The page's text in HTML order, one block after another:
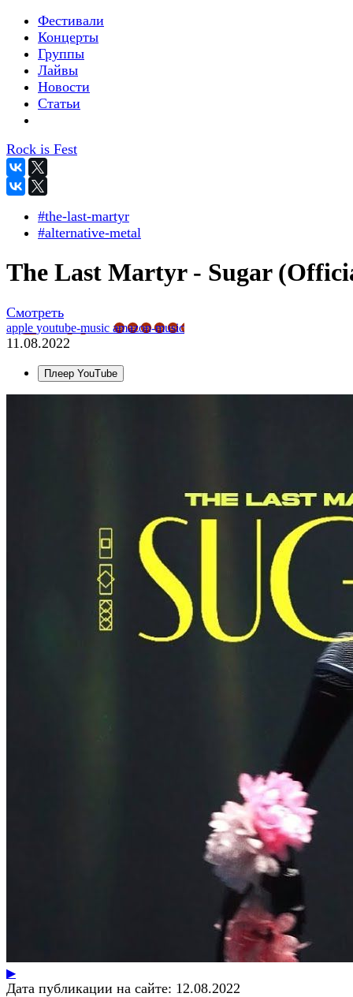
Фестивали
Концерты
Группы
Лайвы
Новости
Статьи
Rock is Fest
#the-last-martyr
#alternative-metal
The Last Martyr - Sugar
Смотреть
apple youtube-music amazon-music
11.08.2022
Плеер YouTube
▶
Дата публикации на сайте: 12.08.2022